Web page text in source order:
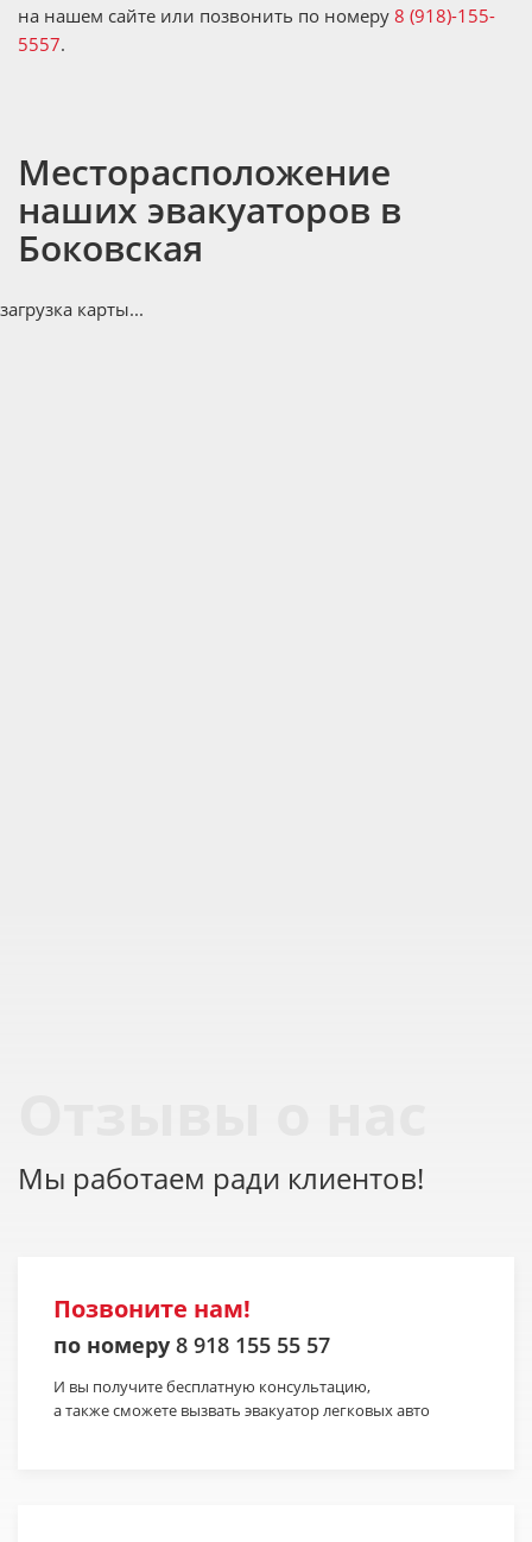
на нашем сайте или позвонить по номеру 8 (918)-155-
5557.
Месторасположение
наших эвакуаторов в
Боковская
загрузка карты...
Мы работаем ради клиентов!
Позвоните нам!
по номеру 8 918 155 55 57
И вы получите бесплатную консультацию,
а также сможете вызвать эвакуатор легковых авто